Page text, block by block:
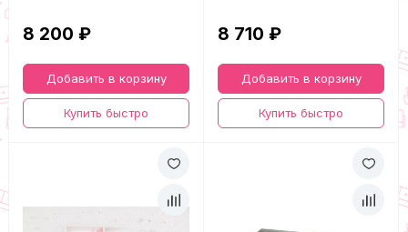
8 200 ₽
Добавить в корзину
Купить быстро
8 710 ₽
Добавить в корзину
Купить быстро